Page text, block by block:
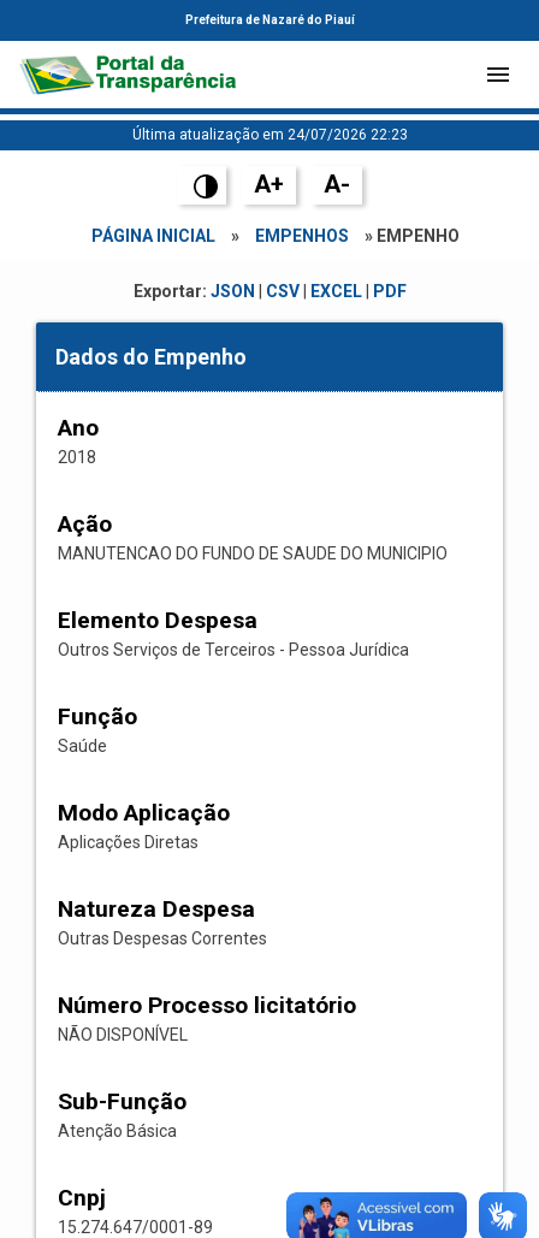
Prefeitura de Nazaré do Piauí
Última atualização em 24/07/2026 22:23
A+ A-
PÁGINA INICIAL » EMPENHOS » EMPENHO
Exportar: JSON CSV| EXCEL| PDF
Dados do Empenho
Ano
2018
Ação
MANUTENCAO DO FUNDO DE SAUDE DO MUNICIPIO
Elemento Despesa
Outros Serviços de Terceiros - Pessoa Jurídica
Função
Saúde
Modo Aplicação
Aplicações Diretas
Natureza Despesa
Outras Despesas Correntes
Número Processo licitatório
NÃO DISPONÍVEL
Sub-Função
Atenção Básica
Cnpj
15.274.647/0001-89